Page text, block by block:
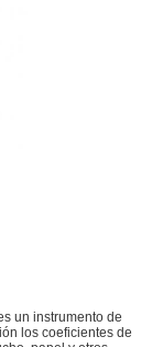
un instrumento de
los coeficientes de